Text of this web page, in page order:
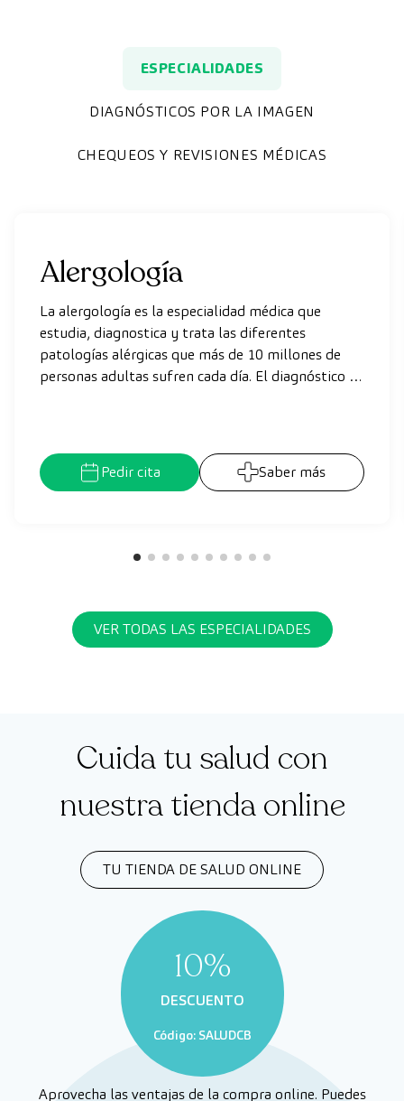
ESPECIALIDADES
DIAGNÓSTICOS POR LA IMAGEN
CHEQUEOS Y REVISIONES MÉDICAS
Alergología
La alergología es la especialidad médica que
estudia, diagnostica y trata las diferentes
patologías alérgicas que más de 10 millones de
personas adultas sufren cada día. El diagnóstico en
de nuestros pacientes.
Pedir cita Saber más
VER TODAS LAS ESPECIALIDADES
Cuida tu salud con
nuestra tienda online
TU TIENDA DE SALUD ONLINE
10%
DESCUENTO
Código: SALUDCB
Aprovecha las ventajas de la compra online. Puedes